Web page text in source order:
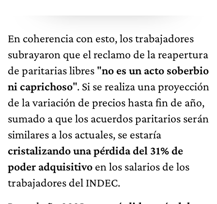
En coherencia con esto, los trabajadores
subrayaron que el reclamo de la reapertura
de paritarias libres "no es un acto soberbio
ni caprichoso". Si se realiza una proyección
de la variación de precios hasta fin de año,
sumado a que los acuerdos paritarios serán
similares a los actuales, se estaría
cristalizando una pérdida del 31% de
poder adquisitivo en los salarios de los
trabajadores del INDEC.